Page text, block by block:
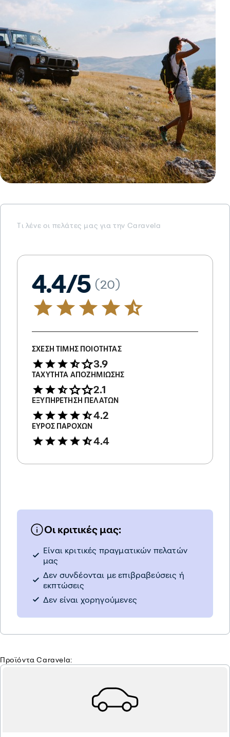
Τι λένε oι πελάτες μας για την Caravela
4.4/5 (20)
ΣΧΈΣΗ ΤΙΜΉΣ ΠΟΙΌΤΗΤΑΣ
3.9
ΤΑΧΎΤΗΤΑ ΑΠΟΖΗΜΊΩΣΗΣ
2.1
ΕΞΥΠΗΡΈΤΗΣΗ ΠΕΛΑΤΏΝ
4.2
ΕΎΡΟΣ ΠΑΡΟΧΏΝ
4.4
Οι κριτικές μας:
Είναι κριτικές πραγματικών πελατών
μας
Δεν συνδέονται με επιβραβεύσεις ή
εκπτώσεις
Δεν είναι χορηγούμενες
Προϊόντα Caravela: